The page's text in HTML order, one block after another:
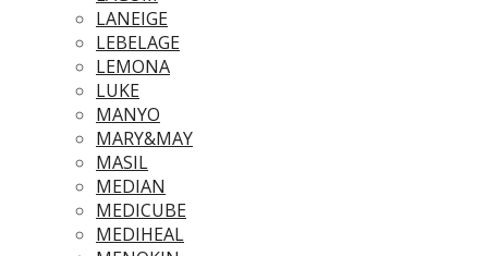
LANEIGE
LEBELAGE
LEMONA
LUKE
MANYO
MARY&MAY
MASIL
MEDIAN
MEDICUBE
MEDIHEAL